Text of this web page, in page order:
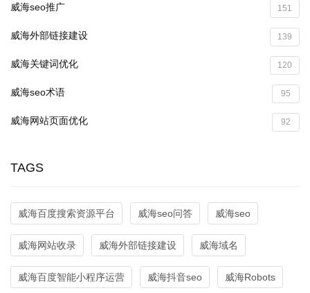
威海seo推广 151
威海外部链接建设 139
威海关键词优化 120
威海seo术语 95
威海网站页面优化 92
TAGS
威海百度搜索资源平台 威海seo问答 威海seo
威海网站收录 威海外部链接建设 威海域名
威海百度智能小程序运营 威海抖音seo 威海Robots